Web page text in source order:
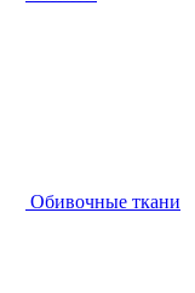
Обивочные ткани